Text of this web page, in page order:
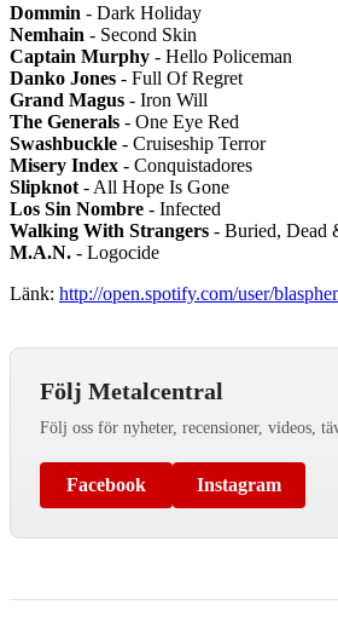
Dommin - Dark Holiday
Nemhain - Second Skin
Captain Murphy - Hello Policeman
Danko Jones - Full Of Regret
Grand Magus - Iron Will
The Generals - One Eye Red
Swashbuckle - Cruiseship Terror
Misery Index - Conquistadores
Slipknot - All Hope Is Gone
Los Sin Nombre - Infected
Walking With Strangers - Buried, Dead
M.A.N. - Logocide
Länk: http://open.spotify.com/user/
Följ Metalcentral
Följ oss för nyheter, recensioner, videos,
Facebook Instagram